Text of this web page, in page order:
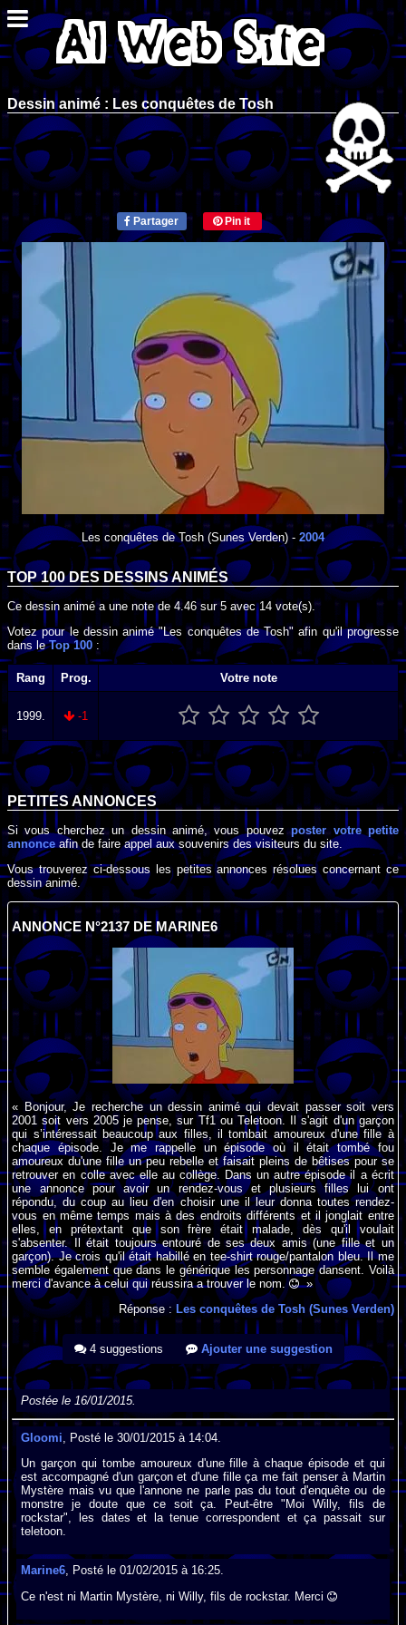
Dessin animé : Les conquêtes de Tosh
Partager Pin it
Les conquêtes de Tosh (Sunes Verden) - 2004
TOP 100 DES DESSINS ANIMÉS
Ce dessin animé a une note de 4.46sur5 avec14 vote(s).
Votez pour le dessin animé "Les conquêtes de Tosh" afin qu'il progresse
dans leTop 100 :
Rang Prog. Votre note
1999. -1
PETITES ANNONCES
Si vous cherchez un dessin animé, vous pouvezposter votre petite
annonce afin de faire appel aux souvenirs des visiteurs du site.
Vous trouverez ci-dessous les petites annonces résolues concernant ce
dessin animé.
ANNONCE N°2137 DE MARINE6
« Bonjour, Je recherche un dessin animé qui devait passer soit vers
2001 soit vers 2005 je pense, sur Tf1 ou Teletoon. Il s'agit d'un garçon
qui s’intéressait beaucoup aux filles, il tombait amoureux d'une fille à
chaque épisode. Je me rappelle un épisode où il était tombé fou
amoureux du'une fille un peu rebelle et faisait pleins de bêtises pour se
retrouver en colle avec elle au collège. Dans un autre épisode il a écrit
une annonce pour avoir un rendez-vous et plusieurs filles lui ont
répondu, du coup au lieu d'en choisir une il leur donna toutes rendez-
vous en même temps mais à des endroits différents et il jonglait entre
elles, en prétextant que son frère était malade, dès qu'il voulait
s'absenter. Il était toujours entouré de ses deux amis (une fille et un
garçon). Je crois qu'il était habillé en tee-shirt rouge/pantalon bleu. Il me
semble également que dans le générique les personnage dansent. Voilà
merci d'avance à celui qui réussira a trouver le nom.
»
Réponse :Les conquêtes de Tosh (Sunes Verden)
4 suggestions Ajouter une suggestion
Postée le 16/01/2015.
Gloomi , Posté le 30/01/2015 à 14:04.
Un garçon qui tombe amoureux d'une fille à chaque épisode et qui
est accompagné d'un garçon et d'une fille ça me fait penser à Martin
Mystère mais vu que l'annone ne parle pas du tout d'enquête ou de
monstre je doute que ce soit ça. Peut-être "Moi Willy, fils de
rockstar", les dates et la tenue correspondent et ça passait sur
teletoon.
Marine6, Posté le 01/02/2015 à 16:25.
Ce n'est ni Martin Mystère, ni Willy, fils de rockstar. Merci